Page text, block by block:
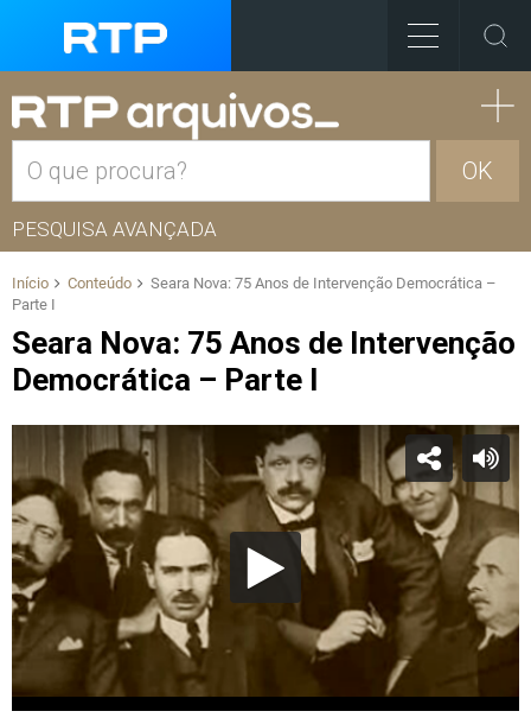
OK
PESQUISA AVANÇADA
Início Conteúdo
Seara Nova: 75 Anos de Intervenção Democrática –
Parte I
Seara Nova: 75 Anos de Intervenção
Democrática – Parte I